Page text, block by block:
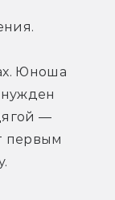
Юноша
—
первым